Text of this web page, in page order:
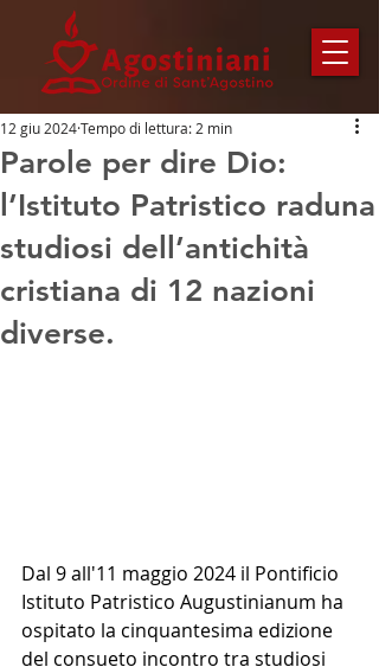
Parole per dire Dio:
l’Istituto Patristico raduna
studiosi dell’antichità
cristiana di 12 nazioni
diverse.
12 giu 2024Tempo di lettura: 2 min
Dal 9 all'11 maggio 2024 il Pontificio
Istituto Patristico Augustinianum ha
ospitato la cinquantesima edizione
del consueto incontro tra studiosi